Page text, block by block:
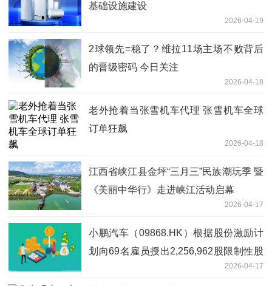
基础设施建设
2026-04-19
2球领先=稳了？维拉11场主场不败背后
的晋级密码 今日关注
2026-04-18
老外抢着当张雪机车代理 张雪机车全球
订单狂飙
2026-04-18
江西省峡江县金坪“三月三”民族潮玩季 暨
《美丽中华行》走进峡江活动启幕
2026-04-17
小鹏汽车（09868.HK）根据股份激励计
划向69名雇员授出2,256,962股限制性股
2026-04-17